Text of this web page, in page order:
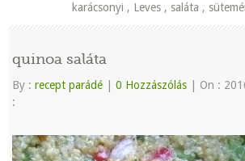
karácsonyi , Leves , saláta ,
quinoa saláta
By :recept parádé 0 Hozzászólás On :
: